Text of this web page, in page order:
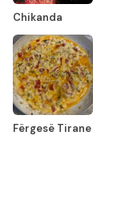
Chikanda
Fërgesë Tirane